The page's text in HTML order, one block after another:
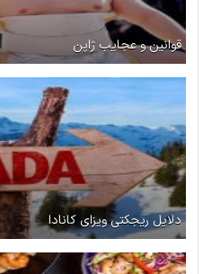
قوانین و عجایب ژاپن
دلایل ریجکتی ویزای کانادا